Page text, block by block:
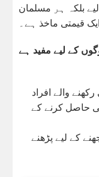
بلکہ ہر مسلمان
قیمتی ماخذ ہے۔
والے افراد
حاصل کرنے کے
کے لیے پڑھنے